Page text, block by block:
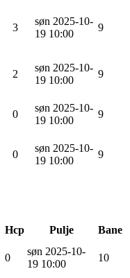
3
søn 2025-10-
19 10:00
9
2
søn 2025-10-
19 10:00
9
0
søn 2025-10-
19 10:00
9
0
søn 2025-10-
19 10:00
9
Hcp Pulje Bane
0
søn 2025-10-
19 10:00
10